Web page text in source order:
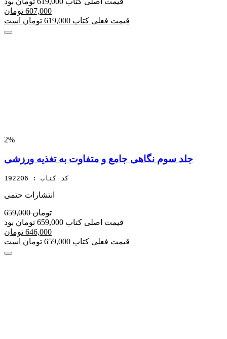
607,000 تومان
قیمت فعلی کتاب 619,000 تومان است
2%
نگاهی جامع و متفاوت به تغذیه ورزشی‎ جلد سوم
کد کتاب : 192206
انتشارات حتمی
659,000 تومان
قیمت اصلی کتاب 659,000 تومان بود
646,000 تومان
قیمت فعلی کتاب 659,000 تومان است